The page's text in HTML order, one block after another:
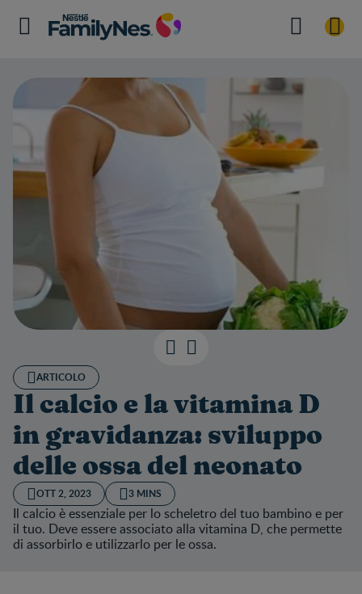
ARTICOLO
Il calcio e la vitamina D
in gravidanza: sviluppo
delle ossa del neonato
OTT 2, 2023 3 MINS
Il calcio è essenziale per lo scheletro del tuo bambino e per
il tuo. Deve essere associato alla vitamina D, che permette
di assorbirlo e utilizzarlo per le ossa.